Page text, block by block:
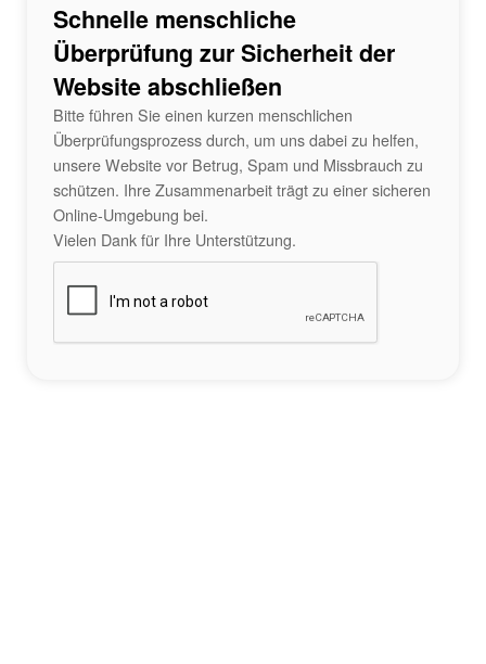
Schnelle menschliche
Überprüfung zur Sicherheit der
Website abschließen
Bitte führen Sie einen kurzen menschlichen
Überprüfungsprozess durch, um uns dabei zu helfen,
unsere Website vor Betrug, Spam und Missbrauch zu
schützen. Ihre Zusammenarbeit trägt zu einer sicheren
Online-Umgebung bei.
Vielen Dank für Ihre Unterstützung.